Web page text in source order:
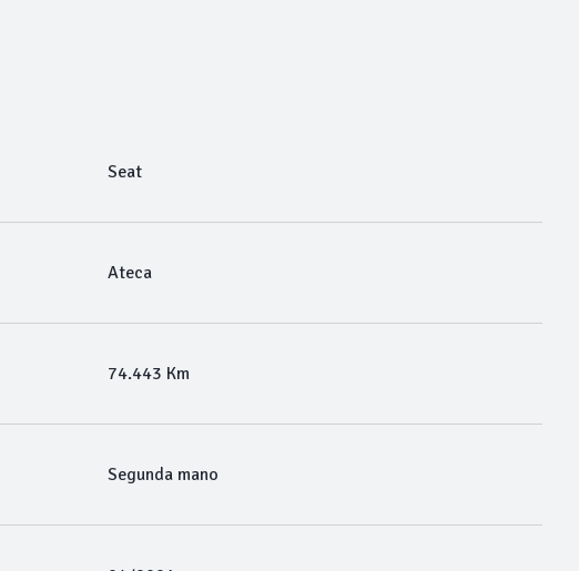
Seat
Ateca
74.443 Km
Segunda mano